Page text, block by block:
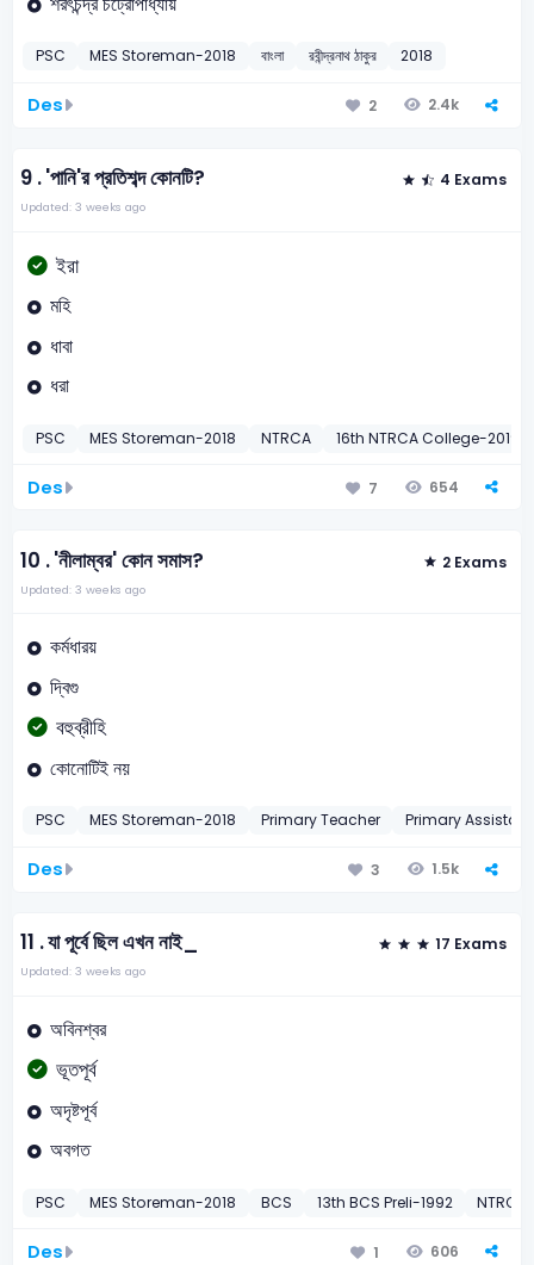
PSC MES Storeman-2018 বাংলা রবীন্দ্রনাথ ঠাকুর 2018
Des 2 2.4k
9 .'পানি'র প্রতিশব্দ কোনটি? 4 Exams
Updated: 3 weeks ago
ইরা
মহি
ধাবা
ধরা
PSC MES Storeman-2018 NTRCA 16th NTRCA College-2019
Des 7 654
10 .'নীলাম্বর' কোন সমাস? 2 Exams
Updated: 3 weeks ago
কর্মধারয়
দ্বিগু
বহুব্রীহি
কোনোটিই নয়
PSC MES Storeman-2018 Primary Teacher Primary Assistant
Des 3 1.5k
11 .যা পূর্বে ছিল এখন নাই_ 17 Exams
Updated: 3 weeks ago
অবিনশ্বর
ভূতপূর্ব
অদৃষ্টপূর্ব
অবগত
PSC MES Storeman-2018 BCS 13th BCS Preli-1992 NTRCA
Des 1 606